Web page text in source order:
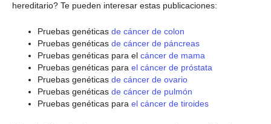
hereditario? Te pueden interesar estas publicaciones:
Pruebas genéticas de cáncer de colon
Pruebas genéticas de cáncer de páncreas
Pruebas genéticas para el cáncer de mama
Pruebas genéticas para el cáncer de próstata
Pruebas genéticas de cáncer de ovario
Pruebas genéticas de cáncer de pulmón
Pruebas genéticas para el cáncer de tiroides